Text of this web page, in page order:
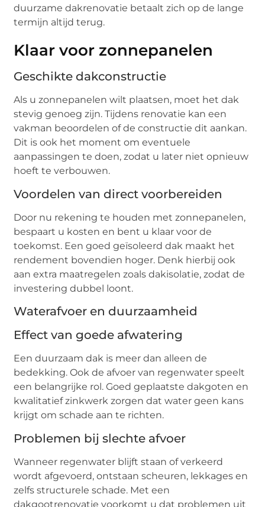
duurzame dakrenovatie betaalt zich op de lange
termijn altijd terug.
Klaar voor zonnepanelen
Geschikte dakconstructie
Als u zonnepanelen wilt plaatsen, moet het dak
stevig genoeg zijn. Tijdens renovatie kan een
vakman beoordelen of de constructie dit aankan.
Dit is ook het moment om eventuele
aanpassingen te doen, zodat u later niet opnieuw
hoeft te verbouwen.
Voordelen van direct voorbereiden
Door nu rekening te houden met zonnepanelen,
bespaart u kosten en bent u klaar voor de
toekomst. Een goed geïsoleerd dak maakt het
rendement bovendien hoger. Denk hierbij ook
aan extra maatregelen zoals dakisolatie, zodat de
investering dubbel loont.
Waterafvoer en duurzaamheid
Effect van goede afwatering
Een duurzaam dak is meer dan alleen de
bedekking. Ook de afvoer van regenwater speelt
een belangrijke rol. Goed geplaatste dakgoten en
kwalitatief zinkwerk zorgen dat water geen kans
krijgt om schade aan te richten.
Problemen bij slechte afvoer
Wanneer regenwater blijft staan of verkeerd
wordt afgevoerd, ontstaan scheuren, lekkages en
zelfs structurele schade. Met een
dakgootrenovatie voorkomt u dat problemen uit